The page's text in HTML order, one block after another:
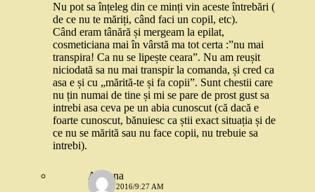
Nu pot sa înțeleg din ce minți vin aceste întrebări (
de ce nu te măriți, când faci un copil, etc).
Când eram tânără și mergeam la epilat,
cosmeticiana mai în vârstă ma tot certa :”nu mai
transpira! Ca nu se lipește ceara”. Nu am reușit
niciodată sa nu mai transpir la comanda, și cred ca
asa e și cu „mărită-te și fa copii”. Sunt chestii care
nu țin numai de tine și mi se pare de prost gust sa
intrebi asa ceva pe un abia cunoscut (că dacă e
foarte cunoscut, bănuiesc ca știi exact situația și de
ce nu se mărită sau nu face copii, nu trebuie sa
intrebi).
Adriana
12 MAI 2016/9:27 AM